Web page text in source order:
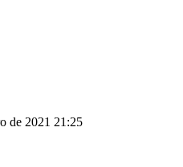
de 2021 21:25